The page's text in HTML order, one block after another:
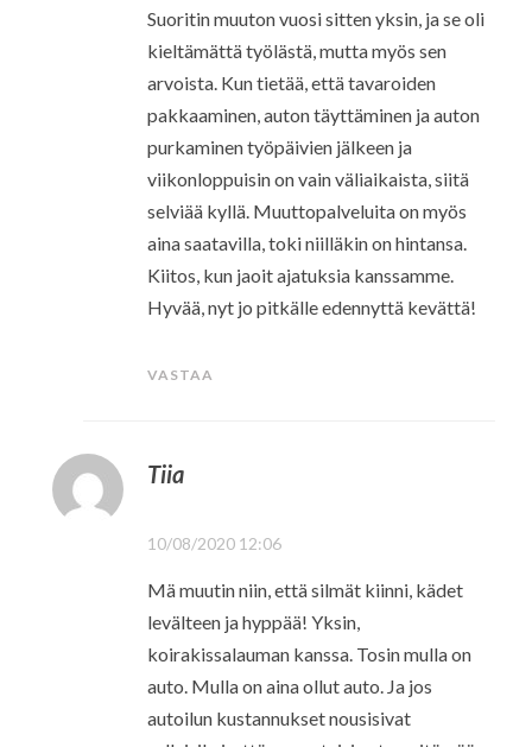
Suoritin muuton vuosi sitten yksin, ja se oli
kieltämättä työlästä, mutta myös sen
arvoista. Kun tietää, että tavaroiden
pakkaaminen, auton täyttäminen ja auton
purkaminen työpäivien jälkeen ja
viikonloppuisin on vain väliaikaista, siitä
selviää kyllä. Muuttopalveluita on myös
aina saatavilla, toki niilläkin on hintansa.
Kiitos, kun jaoit ajatuksia kanssamme.
Hyvää, nyt jo pitkälle edennyttä kevättä!
VASTAA
Tiia
10/08/2020 12:06
Mä muutin niin, että silmät kiinni, kädet
levälteen ja hyppää! Yksin,
koirakissalauman kanssa. Tosin mulla on
auto. Mulla on aina ollut auto. Ja jos
autoilun kustannukset nousisivat